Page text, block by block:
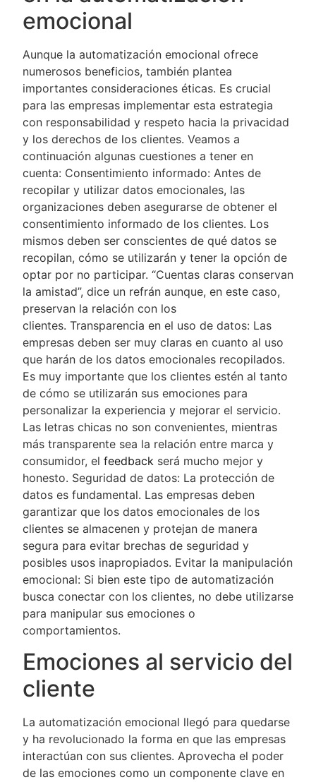
emocional
Aunque la automatización emocional ofrece
numerosos beneficios, también plantea
importantes consideraciones éticas. Es crucial
para las empresas implementar esta estrategia
con responsabilidad y respeto hacia la privacidad
y los derechos de los clientes. Veamos a
continuación algunas cuestiones a tener en
cuenta: Consentimiento informado: Antes de
recopilar y utilizar datos emocionales, las
organizaciones deben asegurarse de obtener el
consentimiento informado de los clientes. Los
mismos deben ser conscientes de qué datos se
recopilan, cómo se utilizarán y tener la opción de
optar por no participar. “Cuentas claras conservan
la amistad”, dice un refrán aunque, en este caso,
preservan la relación con los
clientes. Transparencia en el uso de datos: Las
empresas deben ser muy claras en cuanto al uso
que harán de los datos emocionales recopilados.
Es muy importante que los clientes estén al tanto
de cómo se utilizarán sus emociones para
personalizar la experiencia y mejorar el servicio.
Las letras chicas no son convenientes, mientras
más transparente sea la relación entre marca y
consumidor, el feedback será mucho mejor y
honesto. Seguridad de datos: La protección de
datos es fundamental. Las empresas deben
garantizar que los datos emocionales de los
clientes se almacenen y protejan de manera
segura para evitar brechas de seguridad y
posibles usos inapropiados. Evitar la manipulación
emocional: Si bien este tipo de automatización
busca conectar con los clientes, no debe utilizarse
para manipular sus emociones o
comportamientos.
Emociones al servicio del
cliente
La automatización emocional llegó para quedarse
y ha revolucionado la forma en que las empresas
interactúan con sus clientes. Aprovecha el poder
de las emociones como un componente clave en